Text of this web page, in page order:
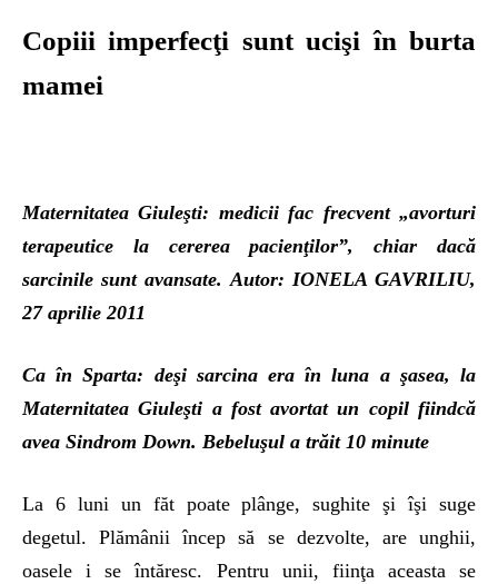
Copiii imperfecţi sunt ucişi în burta
mamei
Maternitatea Giuleşti: medicii fac frecvent „avorturi
terapeutice la cererea pacienţilor”, chiar dacă
sarcinile sunt avansate. Autor: IONELA GAVRILIU,
27 aprilie 2011
Ca în Sparta: deşi sarcina era în luna a şasea, la
Maternitatea Giuleşti a fost avortat un copil fiindcă
avea Sindrom Down. Bebeluşul a trăit 10 minute
La 6 luni un făt poate plânge, sughite şi îşi suge
degetul. Plămânii încep să se dezvolte, are unghii,
oasele i se întăresc. Pentru unii, fiinţa aceasta se